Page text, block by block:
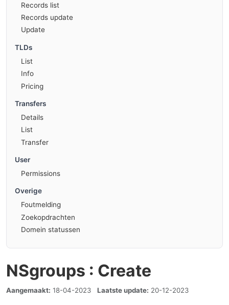
Records list
Records update
Update
TLDs
List
Info
Pricing
Transfers
Details
List
Transfer
User
Permissions
Overige
Foutmelding
Zoekopdrachten
Domein statussen
NSgroups : Create
Aangemaakt: 18-04-2023 Laatste update: 20-12-2023